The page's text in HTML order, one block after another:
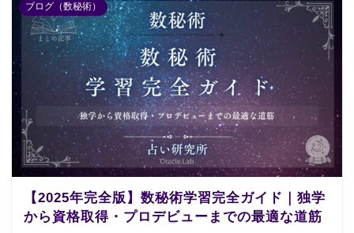
ブログ（数秘術）
【2025年完全版】数秘術学習完全ガイド｜独学
から資格取得・プロデビューまでの最適な道筋